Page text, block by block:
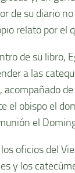
de su diario
relato por el
de su libro,
a las
acompañado
el obispo el
el
oficios del
y los